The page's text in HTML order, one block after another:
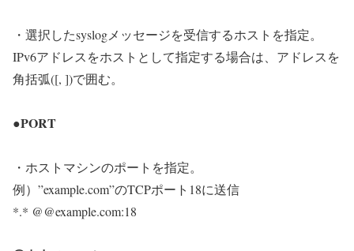
・選択したsyslogメッセージを受信するホストを指定。
IPv6アドレスをホストとして指定する場合は、アドレスを
角括弧([, ])で囲む。
●PORT
・ホストマシンのポートを指定。
例）”example.com”のTCPポート18に送信
*.* @@example.com:18